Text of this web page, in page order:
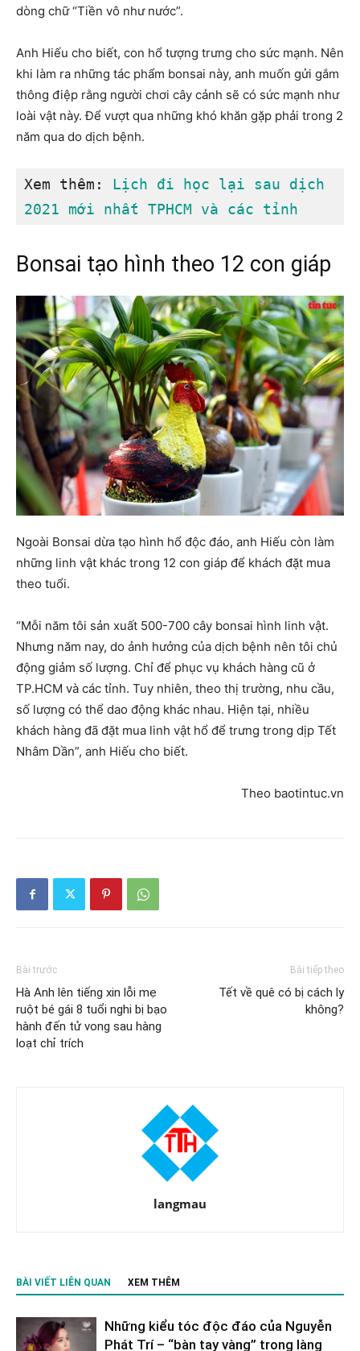
dòng chữ “Tiền vô như nước”.
Anh Hiếu cho biết, con hổ tượng trưng cho sức mạnh. Nên
khi làm ra những tác phẩm bonsai này, anh muốn gửi gắm
thông điệp rằng người chơi cây cảnh sẽ có sức mạnh như
loài vật này. Để vượt qua những khó khăn gặp phải trong 2
năm qua do dịch bệnh.
Xem thêm: Lịch đi học lại sau dịch
2021 mới nhất TPHCM và các tỉnh
Bonsai tạo hình theo 12 con giáp
Ngoài Bonsai dừa tạo hình hổ độc đáo, anh Hiếu còn làm
những linh vật khác trong 12 con giáp để khách đặt mua
theo tuổi.
“Mỗi năm tôi sản xuất 500-700 cây bonsai hình linh vật.
Nhưng năm nay, do ảnh hưởng của dịch bệnh nên tôi chủ
động giảm số lượng. Chỉ để phục vụ khách hàng cũ ở
TP.HCM và các tỉnh. Tuy nhiên, theo thị trường, nhu cầu,
số lượng có thể dao động khác nhau. Hiện tại, nhiều
khách hàng đã đặt mua linh vật hổ để trưng trong dịp Tết
Nhâm Dần”, anh Hiếu cho biết.
Theo baotintuc.vn
Bài trước
Hà Anh lên tiếng xin lỗi mẹ
ruột bé gái 8 tuổi nghi bị bạo
hành đến tử vong sau hàng
loạt chỉ trích
Bài tiếp theo
Tết về quê có bị cách ly
không?
langmau
BÀI VIẾT LIÊN QUAN XEM THÊM
Những kiểu tóc độc đáo của Nguyễn
Phát Trí – “bàn tay vàng” trong làng